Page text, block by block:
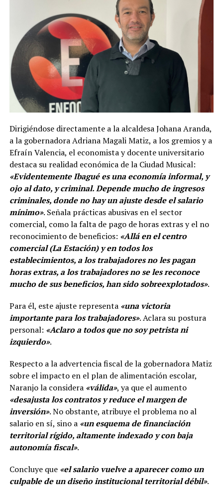
Dirigiéndose directamente a la alcaldesa Johana Aranda,
a la gobernadora Adriana Magali Matiz, a los gremios y a
Efraín Valencia, el economista y docente universitario
destaca su realidad económica de la Ciudad Musical:
«Evidentemente Ibagué es una economía informal, y
ojo al dato, y criminal. Depende mucho de ingresos
criminales, donde no hay un ajuste desde el salario
mínimo». Señala prácticas abusivas en el sector
comercial, como la falta de pago de horas extras y el no
reconocimiento de beneficios: «Allá en el centro
comercial (La Estación) y en todos los
establecimientos, a los trabajadores no les pagan
horas extras, a los trabajadores no se les reconoce
mucho de sus beneficios, han sido sobreexplotados».
Para él, este ajuste representa «una victoria
importante para los trabajadores». Aclara su postura
personal: «Aclaro a todos que no soy petrista ni
izquierdo».
Respecto a la advertencia fiscal de la gobernadora Matiz
sobre el impacto en el plan de alimentación escolar,
Naranjo la considera «válida», ya que el aumento
«desajusta los contratos y reduce el margen de
inversión». No obstante, atribuye el problema no al
salario en sí, sino a «un esquema de financiación
territorial rígido, altamente indexado y con baja
autonomía fiscal».
Concluye que «el salario vuelve a aparecer como un
culpable de un diseño institucional territorial débil».